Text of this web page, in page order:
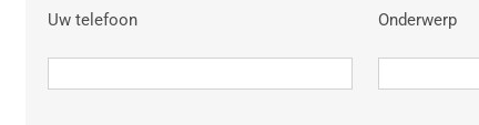
Uw telefoon Onderwerp